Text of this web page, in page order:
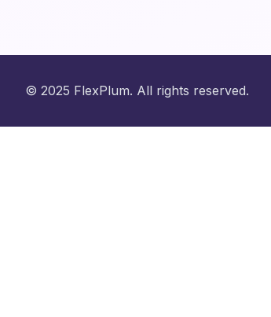
© 2025 FlexPlum. All rights reserved.